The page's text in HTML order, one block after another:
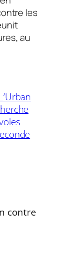
les
au
contre